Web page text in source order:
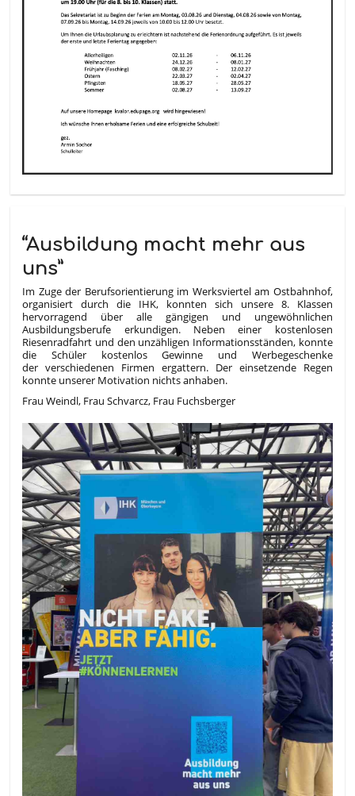
“Ausbildung macht mehr aus
uns”
Im Zuge der Berufsorientierung im Werksviertel am Ostbahnhof,
organisiert durch die IHK, konnten sich unsere 8. Klassen
hervorragend über alle gängigen und ungewöhnlichen
Ausbildungsberufe erkundigen. Neben einer kostenlosen
Riesenradfahrt und den unzähligen Informationsständen, konnte
die Schüler kostenlos Gewinne und Werbegeschenke
der verschiedenen Firmen ergattern. Der einsetzende Regen
konnte unserer Motivation nichts anhaben.
Frau Weindl, Frau Schvarcz, Frau Fuchsberger